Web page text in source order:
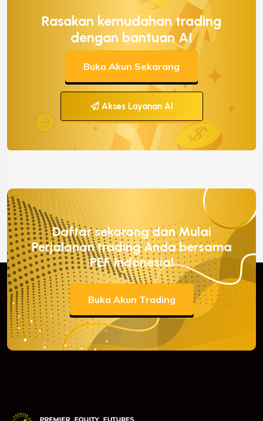
Rasakan kemudahan trading
dengan bantuan AI
Buka Akun Sekarang
Akses Layanan AI
Daftar sekarang dan Mulai
Perjalanan trading Anda bersama
PEF Indonesia!
Buka Akun Trading